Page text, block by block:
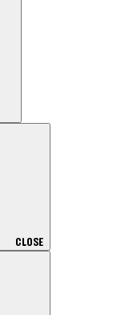
CLOSE